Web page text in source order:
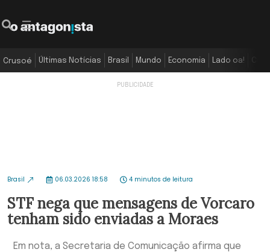
Crusoé Últimas Notícias Brasil Mundo Economia Lado oa!
Brasil 06.03.2026 18:58 4 minutos de leitura
STF nega que mensagens de Vorcaro
tenham sido enviadas a Moraes
Em nota, a Secretaria de Comunicação afirma que